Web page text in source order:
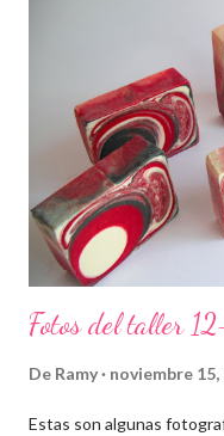
Fotos del taller
De Ramy noviembre 15,
Estas son algunas